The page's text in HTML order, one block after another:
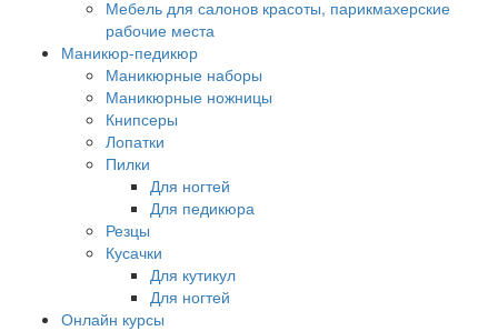
Мебель для салонов красоты, парикмахерские
рабочие места
Маникюр-педикюр
Маникюрные наборы
Маникюрные ножницы
Книпсеры
Лопатки
Пилки
Для ногтей
Для педикюра
Резцы
Кусачки
Для кутикул
Для ногтей
Онлайн курсы